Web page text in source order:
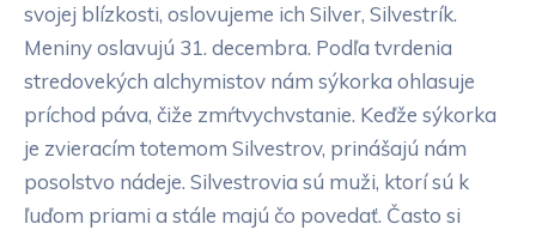
svojej blízkosti, oslovujeme ich Silver, Silvestrík.
Meniny oslavujú 31. decembra. Podľa tvrdenia
stredovekých alchymistov nám sýkorka ohlasuje
príchod páva, čiže zmŕtvychvstanie. Keďže sýkorka
je zvieracím totemom Silvestrov, prinášajú nám
posolstvo nádeje. Silvestrovia sú muži, ktorí sú k
ľuďom priami a stále majú čo povedať. Často si